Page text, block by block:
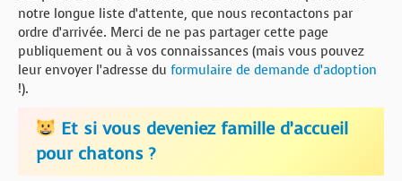
ADOPTER
NOUS AIDER
CONTACT
BOUTIQUE
notre longue liste d’attente, que nous recontactons par
ordre d’arrivée. Merci de ne pas partager cette page
publiquement ou à vos connaissances (mais vous pouvez
leur envoyer l’adresse du formulaire de demande d’adoption
!).
Et si vous deveniez famille d’accueil
pour chatons ?